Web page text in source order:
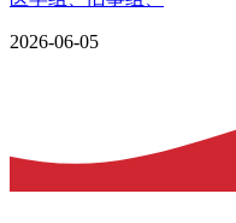
2026-06-05